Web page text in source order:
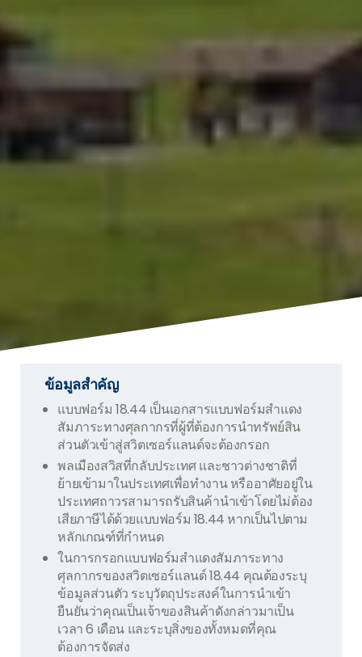
ข้อมูลสำคัญ
แบบฟอร์ม 18.44 เป็นเอกสารแบบฟอร์มสำแดง
สัมภาระทางศุลกากรที่ผู้ที่ต้องการนำทรัพย์สิน
ส่วนตัวเข้าสู่สวิตเซอร์แลนด์จะต้องกรอก
พลเมืองสวิสที่กลับประเทศ และชาวต่างชาติที่
ย้ายเข้ามาในประเทศเพื่อทำงาน หรืออาศัยอยู่ใน
ประเทศถาวรสามารถรับสินค้านำเข้าโดยไม่ต้อง
เสียภาษีได้ด้วยแบบฟอร์ม 18.44 หากเป็นไปตาม
หลักเกณฑ์ที่กำหนด
ในการกรอกแบบฟอร์มสำแดงสัมภาระทาง
ศุลกากรของสวิตเซอร์แลนด์ 18.44 คุณต้องระบุ
ข้อมูลส่วนตัว ระบุวัตถุประสงค์ในการนำเข้า
ยืนยันว่าคุณเป็นเจ้าของสินค้าดังกล่าวมาเป็น
เวลา 6 เดือน และระบุสิ่งของทั้งหมดที่คุณ
ต้องการจัดส่ง